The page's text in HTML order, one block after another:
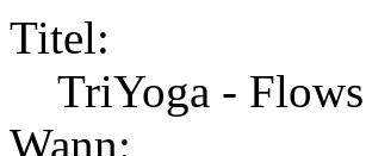
Titel:
TriYoga - Flows
Wann: